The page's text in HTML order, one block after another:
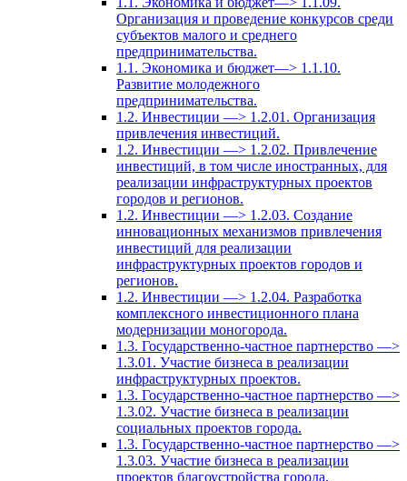
Организация и проведение конкурсов среди
субъектов малого и среднего
предпринимательства.
1.1. Экономика и бюджет—> 1.1.10.
Развитие молодежного
предпринимательства.
1.2. Инвестиции —> 1.2.01. Организация
привлечения инвестиций.
1.2. Инвестиции —> 1.2.02. Привлечение
инвестиций, в том числе иностранных, для
реализации инфраструктурных проектов
городов и регионов.
1.2. Инвестиции —> 1.2.03. Создание
инновационных механизмов привлечения
инвестиций для реализации
инфраструктурных проектов городов и
регионов.
1.2. Инвестиции —> 1.2.04. Разработка
комплексного инвестиционного плана
модернизации моногорода.
1.3. Государственно-частное партнерство —>
1.3.01. Участие бизнеса в реализации
инфраструктурных проектов.
1.3. Государственно-частное партнерство —>
1.3.02. Участие бизнеса в реализации
социальных проектов города.
1.3. Государственно-частное партнерство —>
1.3.03. Участие бизнеса в реализации
проектов благоустройства города.